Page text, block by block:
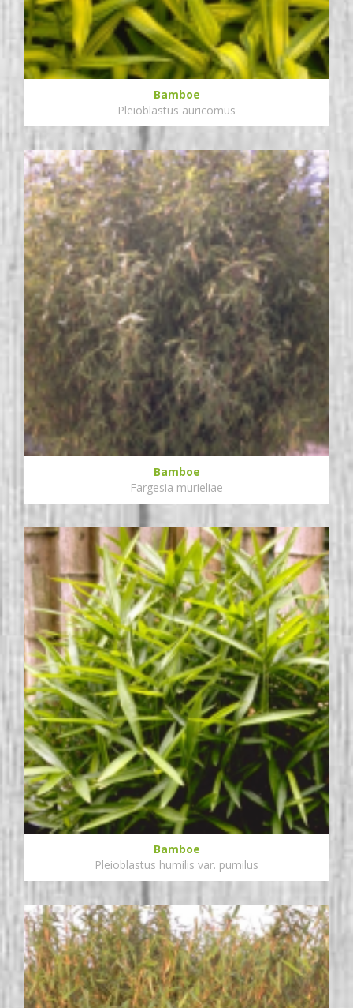
Bamboe
Pleioblastus auricomus
Bamboe
Fargesia murieliae
Bamboe
Pleioblastus humilis var. pumilus